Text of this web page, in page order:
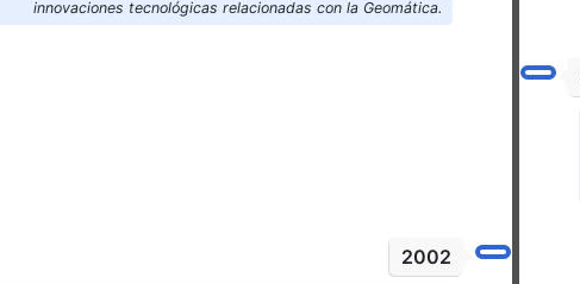
innovaciones tecnológicas relacionadas con la Geomática.
2002